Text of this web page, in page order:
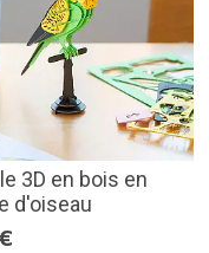
3D en bois en
d'oiseau